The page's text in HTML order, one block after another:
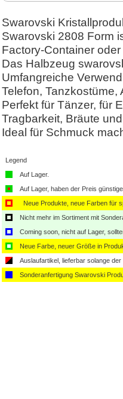
Swarovski
Swarovski 2808 Form
Factory-Container oder
Das Halbzeug
Umfangreiche
Telefon, Tanzkostüme,
Perfekt für Tänzer, für
Tragbarkeit, Bräute und
Ideal für Schmuck
Legend
Auf Lager.
Auf Lager, haben der Preis
Neue Produkte, neue Farben für
Nicht mehr im Sortiment mit
Coming soon, nicht auf Lager,
Neue Farbe, neuer Größe in
Auslaufartikel, lieferbar solange der
Sonderanfertigung Swarovski